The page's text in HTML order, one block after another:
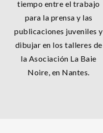
tiempo entre el trabajo
para la prensa y las
publicaciones juveniles y
dibujar en los talleres de
la Asociación La Baie
Noire, en Nantes.